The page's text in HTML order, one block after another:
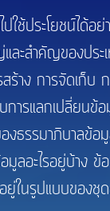
โยชน์ได้อย่า
และสำคัญของ
ง การจัดเก็บ
ารแลกเปลี่ยนข้
าภิบาลข้อมูล
อะไรอยู่บ้าง
นรูปแบบของ